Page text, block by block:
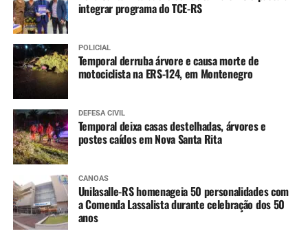
Varicela (1ª dose)
Hepatite A (1ª dose)
4 anos:
Tríplice bacteriana – DTP (2ª dose reforço)
Pólio (2ª dose reforço)
A partir dos 7 anos
Difteria e Tétano –
vacinal)
9 a 14 anos
integrar programa do TCE-RS
POLICIAL
Temporal derruba árvore e causa morte de
motociclista na ERS-124, em Montenegro
DEFESA CIVIL
Temporal deixa casas destelhadas, árvores e
postes caídos em Nova Santa Rita
CANOAS
Unilasalle-RS homenageia 50 personalidades com
a Comenda Lassalista durante celebração dos 50
anos